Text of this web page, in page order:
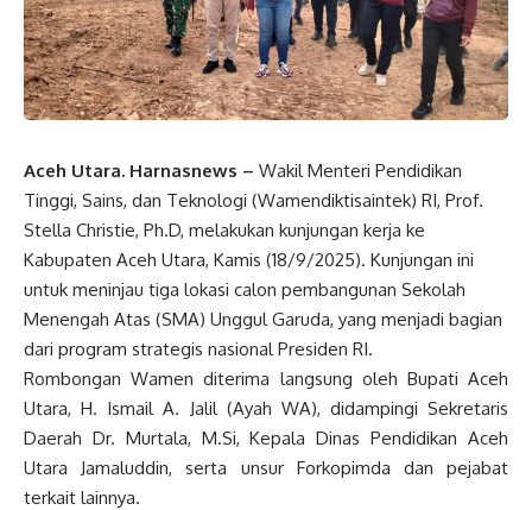
Aceh Utara. Harnasnews – Wakil Menteri Pendidikan
Tinggi, Sains, dan Teknologi (Wamendiktisaintek) RI, Prof.
Stella Christie, Ph.D, melakukan kunjungan kerja ke
Kabupaten Aceh Utara, Kamis (18/9/2025). Kunjungan ini
untuk meninjau tiga lokasi calon pembangunan Sekolah
Menengah Atas (SMA) Unggul Garuda, yang menjadi bagian
dari program strategis nasional Presiden RI.
Rombongan Wamen diterima langsung oleh Bupati Aceh
Utara, H. Ismail A. Jalil (Ayah WA), didampingi Sekretaris
Daerah Dr. Murtala, M.Si, Kepala Dinas Pendidikan Aceh
Utara Jamaluddin, serta unsur Forkopimda dan pejabat
terkait lainnya.